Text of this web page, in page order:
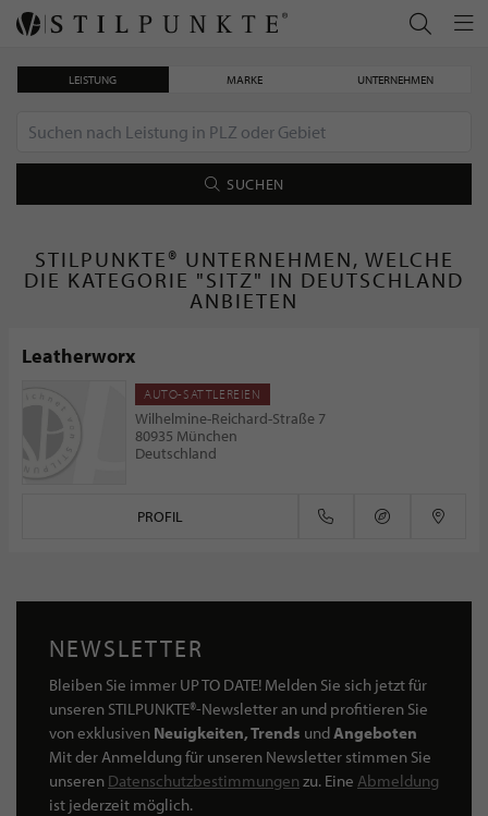
LEISTUNG MARKE UNTERNEHMEN
SUCHEN
STILPUNKTE® UNTERNEHMEN, WELCHE
DIE KATEGORIE "SITZ" IN DEUTSCHLAND
ANBIETEN
Leatherworx
AUTO-SATTLEREIEN
Wilhelmine-Reichard-Straße 7
80935 München
Deutschland
PROFIL
NEWSLETTER
Bleiben Sie immer UP TO DATE! Melden Sie sich jetzt für
unseren STILPUNKTE®-Newsletter an und profitieren Sie
von exklusiven Neuigkeiten, Trends undAngeboten
Mit der Anmeldung für unseren Newsletter stimmen Sie
unseren Datenschutzbestimmungen zu. Eine Abmeldung
ist jederzeit möglich.